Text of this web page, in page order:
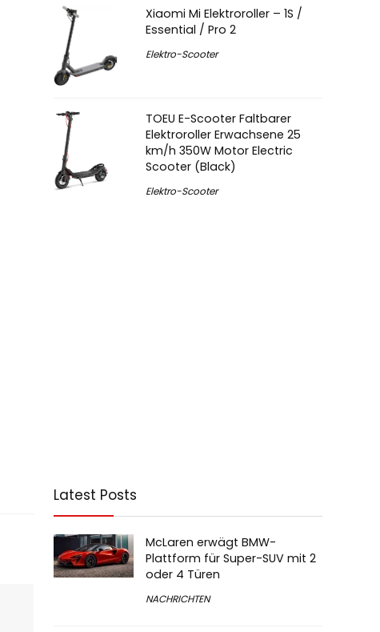
Xiaomi Mi Elektroroller – 1S /
Essential / Pro 2
Elektro-Scooter
TOEU E-Scooter Faltbarer
Elektroroller Erwachsene 25
km/h 350W Motor Electric
Scooter (Black)
Elektro-Scooter
Latest Posts
McLaren erwägt BMW-
Plattform für Super-SUV mit 2
oder 4 Türen
NACHRICHTEN